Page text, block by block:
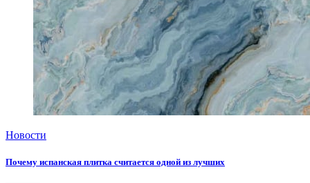
Новости
Почему испанская плитка считается одной из лучших